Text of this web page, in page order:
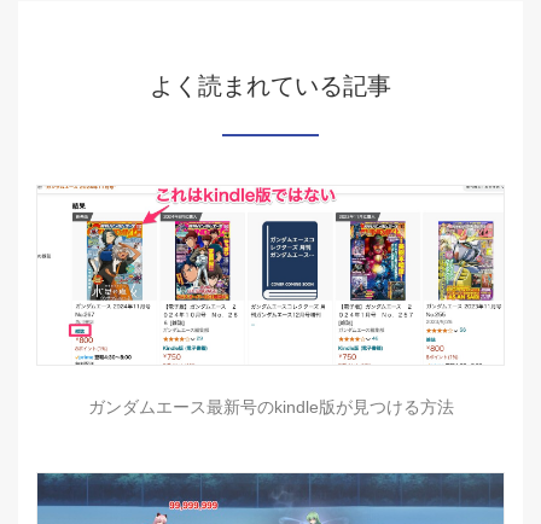
よく読まれている記事
ガンダムエース最新号のkindle版が見つける方法